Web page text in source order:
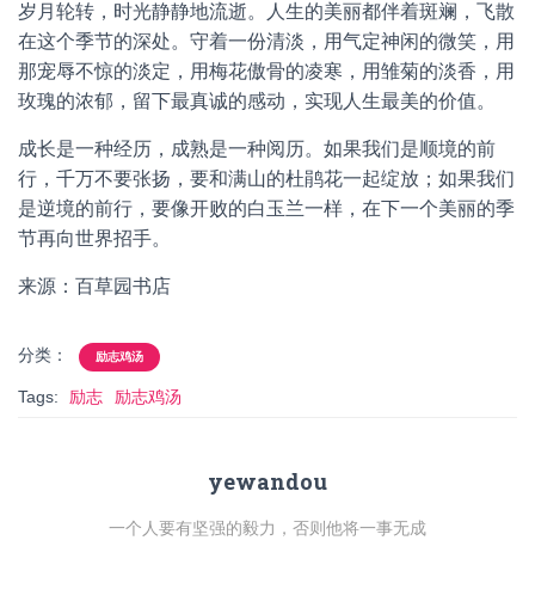
岁月轮转，时光静静地流逝。人生的美丽都伴着斑斓，飞散
在这个季节的深处。守着一份清淡，用气定神闲的微笑，用
那宠辱不惊的淡定，用梅花傲骨的凌寒，用雏菊的淡香，用
玫瑰的浓郁，留下最真诚的感动，实现人生最美的价值。
成长是一种经历，成熟是一种阅历。如果我们是顺境的前
行，千万不要张扬，要和满山的杜鹃花一起绽放；如果我们
是逆境的前行，要像开败的白玉兰一样，在下一个美丽的季
节再向世界招手。
来源：百草园书店
分类： 励志鸡汤
Tags: 励志 励志鸡汤
yewandou
一个人要有坚强的毅力，否则他将一事无成